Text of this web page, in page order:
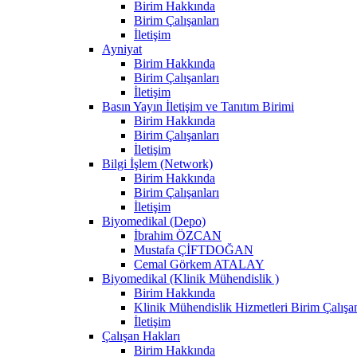
Birim Hakkında
Birim Çalışanları
İletişim
Ayniyat
Birim Hakkında
Birim Çalışanları
İletişim
Basın Yayın İletişim ve Tanıtım Birimi
Birim Hakkında
Birim Çalışanları
İletişim
Bilgi İşlem (Network)
Birim Hakkında
Birim Çalışanları
İletişim
Biyomedikal (Depo)
İbrahim ÖZCAN
Mustafa ÇİFTDOĞAN
Cemal Görkem ATALAY
Biyomedikal (Klinik Mühendislik )
Birim Hakkında
Klinik Mühendislik Hizmetleri Birim
İletişim
Çalışan Hakları
Birim Hakkında